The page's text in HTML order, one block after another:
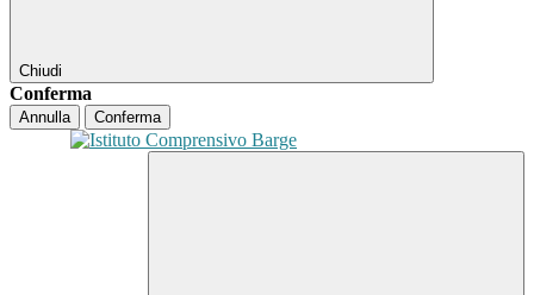
Chiudi
Conferma
Annulla Conferma